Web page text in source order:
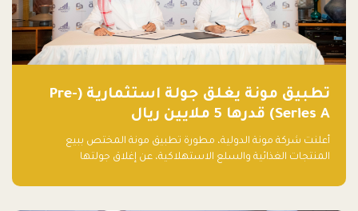
تطبيق مونة يغلق جولة استثمارية (Pre-
Series A) قدرها 5 ملايين ريال
أعلنت شركة مونة الدولية، مطورة تطبيق مونة المختص ببيع
المنتجات الغذائية والسلع الاستهلاكية، عن إغلاق جولتها
دولار أمريكي)، بقيادة شركتي دعم المنشآت المحدودة وتسارع القابضة